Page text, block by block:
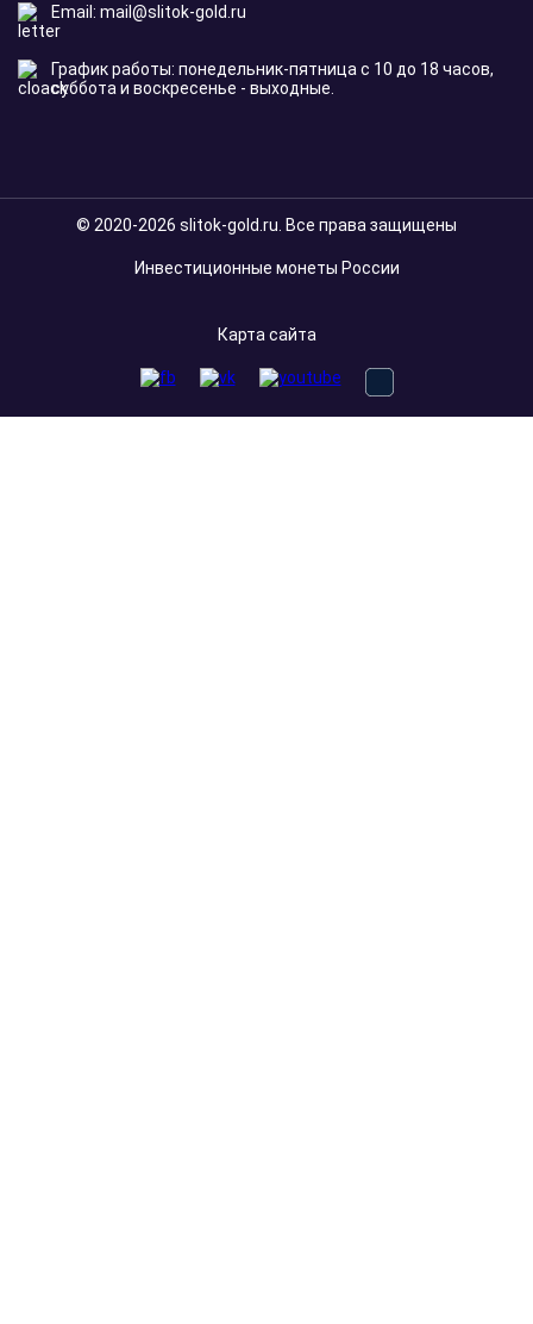
Email: mail@slitok-gold.ru
График работы: понедельник-пятница с 10 до 18 часов,
суббота и воскресенье - выходные.
© 2020-2026 slitok-gold.ru. Все права защищены
Инвестиционные монеты России
Карта сайта